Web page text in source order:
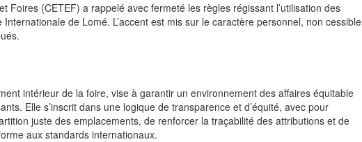
Foires (CETEF) a rappelé avec fermeté les règles régissant l’utilisation des
de Lomé. L’accent est mis sur le caractère personnel, non cessible
intérieur de la foire, vise à garantir un environnement des affaires équitable
Elle s’inscrit dans une logique de transparence et d’équité, avec pour
juste des emplacements, de renforcer la traçabilité des attributions et de
aux standards internationaux.